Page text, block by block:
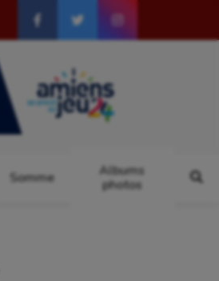
Somme
Albums
photos